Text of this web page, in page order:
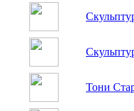
Тони